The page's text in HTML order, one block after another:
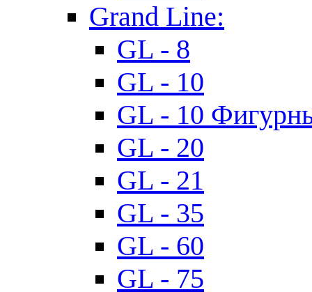
Grand Line:
GL - 8
GL - 10
GL - 10
GL - 20
GL - 21
GL - 35
GL - 60
GL - 75